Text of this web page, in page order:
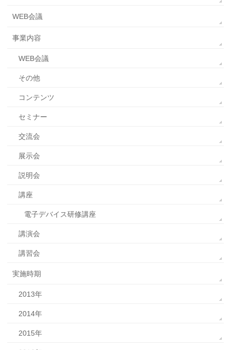
WEB会議
事業内容
WEB会議
その他
コンテンツ
セミナー
交流会
展示会
説明会
講座
電子デバイス研修講座
講演会
講習会
実施時期
2013年
2014年
2015年